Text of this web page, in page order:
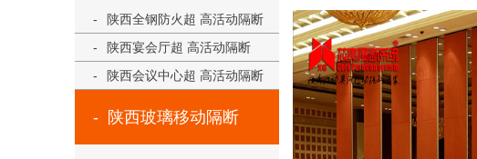
陕西全钢防火超 高活动隔断
陕西宴会厅超 高活动隔断
陕西会议中心超 高活动隔断
陕西玻璃移动隔断